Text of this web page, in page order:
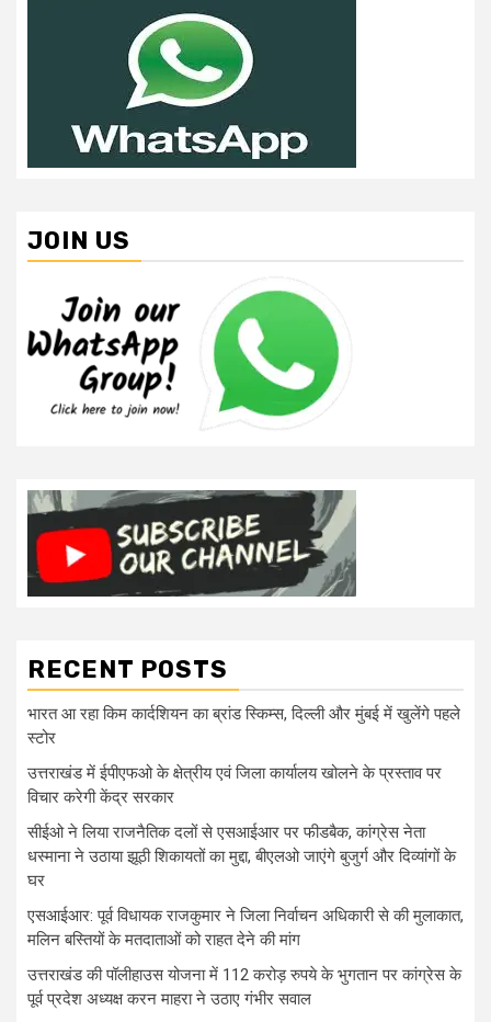
JOIN US
RECENT POSTS
भारत आ रहा किम कार्दशियन का ब्रांड स्किम्स, दिल्ली और मुंबई में खुलेंगे पहले
स्टोर
उत्तराखंड में ईपीएफओ के क्षेत्रीय एवं जिला कार्यालय खोलने के प्रस्ताव पर
विचार करेगी केंद्र सरकार
सीईओ ने लिया राजनैतिक दलों से एसआईआर पर फीडबैक, कांग्रेस नेता
धस्माना ने उठाया झूठी शिकायतों का मुद्दा, बीएलओ जाएंगे बुजुर्ग और दिव्यांगों के
घर
एसआईआर: पूर्व विधायक राजकुमार ने जिला निर्वाचन अधिकारी से की मुलाकात,
मलिन बस्तियों के मतदाताओं को राहत देने की मांग
उत्तराखंड की पॉलीहाउस योजना में 112 करोड़ रुपये के भुगतान पर कांग्रेस के
पूर्व प्रदेश अध्यक्ष करन माहरा ने उठाए गंभीर सवाल